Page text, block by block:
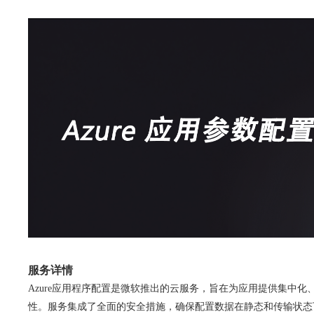
服务详情
Azure应用程序配置是微软推出的云服务，旨在为应用提供集中
性。服务集成了全面的安全措施，确保配置数据在静态和传输状